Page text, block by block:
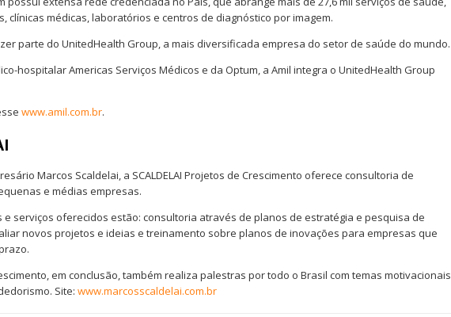
clínicas médicas, laboratórios e centros de diagnóstico por imagem.
parte do UnitedHealth Group, a mais diversificada empresa do setor de saúde do mundo.
hospitalar Americas Serviços Médicos e da Optum, a Amil integra o UnitedHealth Group
www.amil.com.br.
Marcos Scaldelai, a SCALDELAI Projetos de Crescimento oferece consultoria de
e médias empresas.
e serviços oferecidos estão: consultoria através de planos de estratégia e pesquisa de
novos projetos e ideias e treinamento sobre planos de inovações para empresas que
em conclusão, também realiza palestras por todo o Brasil com temas motivacionais
Site: www.marcosscaldelai.com.br